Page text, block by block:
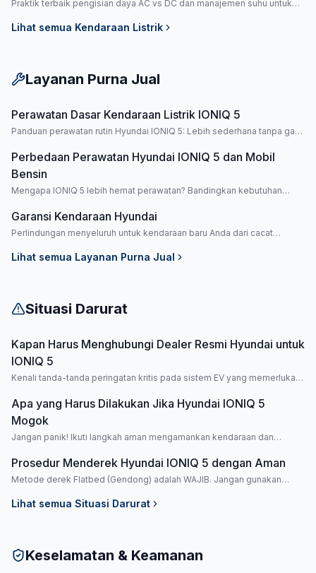
Praktik terbaik pengisian daya AC vs DC dan manajemen suhu untuk
Lihat semua Kendaraan Listrik
Layanan Purna Jual
Perawatan Dasar Kendaraan Listrik IONIQ 5
Panduan perawatan rutin Hyundai IONIQ 5: Lebih sederhana tanpa ganti
Perbedaan Perawatan Hyundai IONIQ 5 dan Mobil
Bensin
Mengapa IONIQ 5 lebih hemat perawatan? Bandingkan kebutuhan
Garansi Kendaraan Hyundai
Perlindungan menyeluruh untuk kendaraan baru Anda dari cacat
Lihat semua Layanan Purna Jual
Situasi Darurat
Kapan Harus Menghubungi Dealer Resmi Hyundai untuk
IONIQ 5
Kenali tanda-tanda peringatan kritis pada sistem EV yang memerlukan
Apa yang Harus Dilakukan Jika Hyundai IONIQ 5
Mogok
Jangan panik! Ikuti langkah aman mengamankan kendaraan dan
Prosedur Menderek Hyundai IONIQ 5 dengan Aman
Metode derek Flatbed (Gendong) adalah WAJIB. Jangan gunakan
Lihat semua Situasi Darurat
Keselamatan & Keamanan